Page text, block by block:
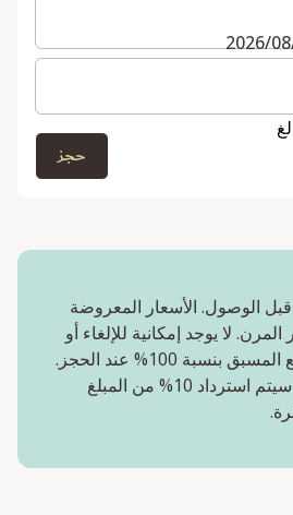
لإقامتك
حجز
حتى 5 أيام قبل الوصول. الأسعار المعروضة
لا يوجد إمكانية للإلغاء أو
إعادة الحجز مجانًا. الدفع المسبق بنسبة 100% عند الحجز.
في حالة عدم الحضور، سيتم استرداد 10% من المبلغ